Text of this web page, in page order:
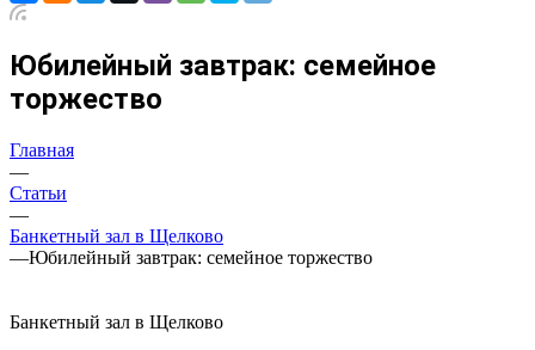
Юбилейный завтрак: семейное
торжество
Главная
—
Статьи
—
Банкетный зал в Щелково
—Юбилейный завтрак: семейное торжество
Банкетный зал в Щелково